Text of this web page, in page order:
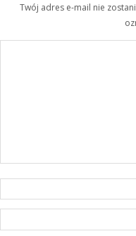
Twój adres e-mail nie